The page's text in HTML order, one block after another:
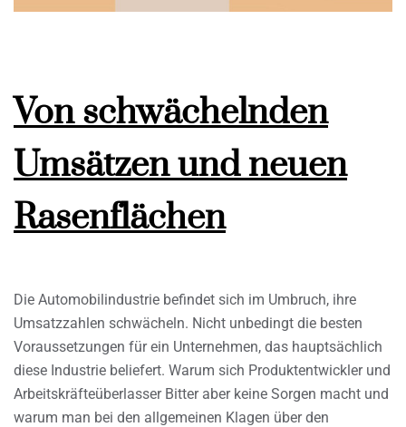
Von schwächelnden
Umsätzen und neuen
Rasenflächen
Die Automobilindustrie befindet sich im Umbruch, ihre
Umsatzzahlen schwächeln. Nicht unbedingt die besten
Voraussetzungen für ein Unternehmen, das hauptsächlich
diese Industrie beliefert. Warum sich Produktentwickler und
Arbeitskräfteüberlasser Bitter aber keine Sorgen macht und
warum man bei den allgemeinen Klagen über den